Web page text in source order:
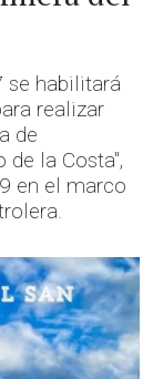
se habilitará
realizar
de
de la Costa",
en el marco